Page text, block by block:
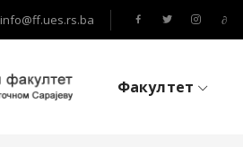
info@ff.ues.rs.ba
Факултет